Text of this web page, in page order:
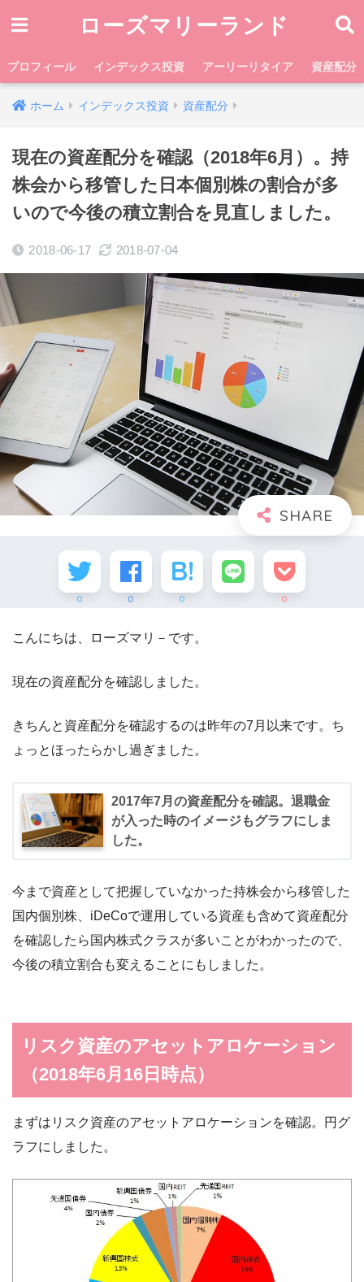
ローズマリーランド
プロフィール インデックス投資 アーリーリタイア 資産配分
ホーム インデックス投資 資産配分
現在の資産配分を確認（2018年6月）。持
株会から移管した日本個別株の割合が多
いので今後の積立割合を見直しました。
2018-06-17 2018-07-04
0 0 0 0
こんにちは、ローズマリ－です。
現在の資産配分を確認しました。
きちんと資産配分を確認するのは昨年の7月以来です。ち
ょっとほったらかし過ぎました。
2017年7月の資産配分を確認。退職金
が入った時のイメージもグラフにしま
した。
今まで資産として把握していなかった持株会から移管した
国内個別株、iDeCoで運用している資産も含めて資産配分
を確認したら国内株式クラスが多いことがわかったので、
今後の積立割合も変えることにもしました。
リスク資産のアセットアロケーション
（2018年6月16日時点）
まずはリスク資産のアセットアロケーションを確認。円グ
ラフにしました。